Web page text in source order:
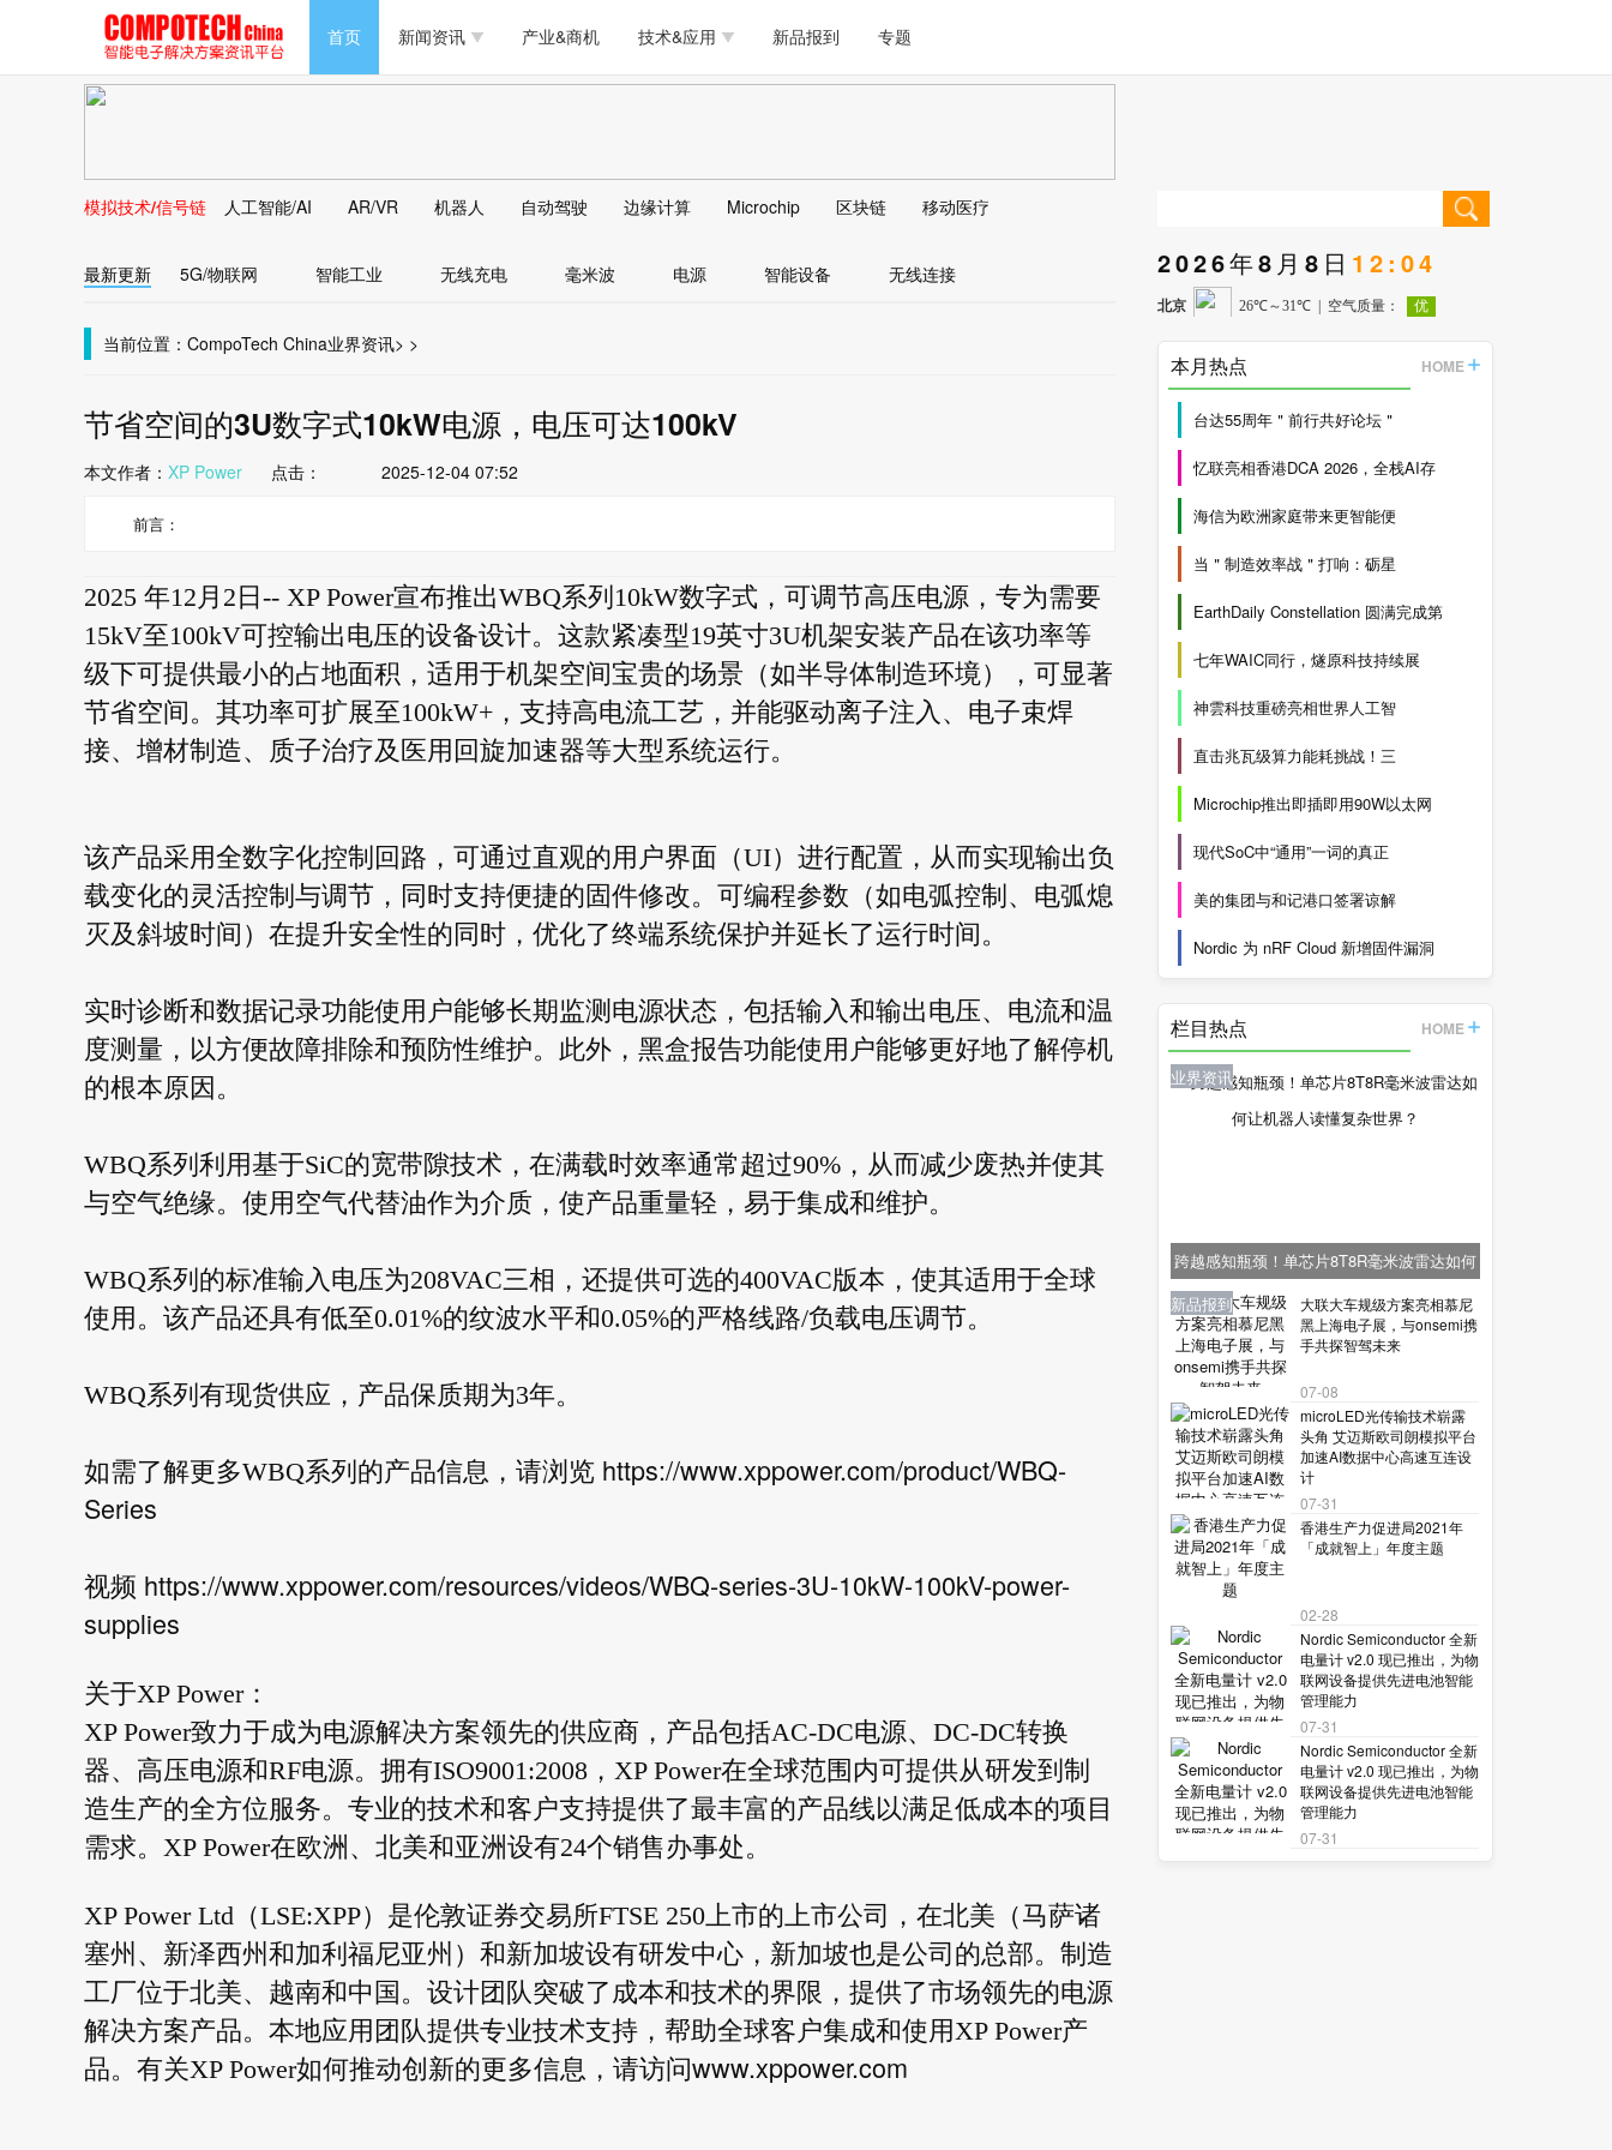
首页 新闻资讯
新能源 人工智能 安防监控
马达电机技术 物联网 模拟技术/信号链
大数据/云
产业&商机 技术&应用
安全 可穿戴
AI/人工智能
新品报到 专题
PC/周边 软件/工具 医疗电子
马达电机技术 物联网 模拟技术/信号链
大数据/云 边缘计算
存储 无线连接 LED
DLP AI/人工智能 传感器技术
AR/VR/图像/3D 电源技术/信号链 接口
模拟技术/信号链 人工智能/AI AR/VR 机器人 自动驾驶 边缘计算 Microchip 区块链 移动医疗
最新更新 5G/物联网 智能工业 无线充电 毫米波 电源 智能设备 无线连接
当前位置： CompoTech China >
业界资讯 >
节省空间的3U数字式10kW电源，电压可达100kV
本文作者： XP Power点击： 2025-12-04 07:52
前言：
2025 年12月2日-- XP Power宣布推出WBQ系列10kW数字式，可调节高压电源，专为需要
15kV至100kV可控输出电压的设备设计。这款紧凑型19英寸3U机架安装产品在该功率等
级下可提供最小的占地面积，适用于机架空间宝贵的场景（如半导体制造环境），可显著
节省空间。其功率可扩展至100kW+，支持高电流工艺，并能驱动离子注入、电子束焊
接、增材制造、质子治疗及医用回旋加速器等大型系统运行。
该产品采用全数字化控制回路，可通过直观的用户界面（UI）进行配置，从而实现输出负
载变化的灵活控制与调节，同时支持便捷的固件修改。可编程参数（如电弧控制、电弧熄
灭及斜坡时间）在提升安全性的同时，优化了终端系统保护并延长了运行时间。
实时诊断和数据记录功能使用户能够长期监测电源状态，包括输入和输出电压、电流和温
度测量，以方便故障排除和预防性维护。此外，黑盒报告功能使用户能够更好地了解停机
的根本原因。
WBQ系列利用基于SiC的宽带隙技术，在满载时效率通常超过90%，从而减少废热并使其
与空气绝缘。使用空气代替油作为介质，使产品重量轻，易于集成和维护。
WBQ系列的标准输入电压为208VAC三相，还提供可选的400VAC版本，使其适用于全球
使用。该产品还具有低至0.01%的纹波水平和0.05%的严格线路/负载电压调节。
WBQ系列有现货供应，产品保质期为3年。
如需了解更多WBQ系列的产品信息，请浏览 https://www.xppower.com/product/WBQ-
Series
视频 https://www.xppower.com/resources/videos/WBQ-series-3U-10kW-100kV-power-
supplies
关于XP Power：
XP Power致力于成为电源解决方案领先的供应商，产品包括AC-DC电源、DC-DC转换
器、高压电源和RF电源。拥有ISO9001:2008，XP Power在全球范围内可提供从研发到制
造生产的全方位服务。专业的技术和客户支持提供了最丰富的产品线以满足低成本的项目
需求。XP Power在欧洲、北美和亚洲设有24个销售办事处。
XP Power Ltd（LSE:XPP）是伦敦证券交易所FTSE 250上市的上市公司，在北美（马萨诸
塞州、新泽西州和加利福尼亚州）和新加坡设有研发中心，新加坡也是公司的总部。制造
工厂位于北美、越南和中国。设计团队突破了成本和技术的界限，提供了市场领先的电源
解决方案产品。本地应用团队提供专业技术支持，帮助全球客户集成和使用XP Power产
品。有关XP Power如何推动创新的更多信息，请访问www.xppower.com
2026年8月8日 12:04
本月热点 HOME
台达55周年＂前行共好论坛＂
忆联亮相香港DCA 2026，全栈AI存
海信为欧洲家庭带来更智能便
当＂制造效率战＂打响：砺星
EarthDaily Constellation 圆满完成第
七年WAIC同行，燧原科技持续展
神雲科技重磅亮相世界人工智
直击兆瓦级算力能耗挑战！三
Microchip推出即插即用90W以太网
现代SoC中“通用”一词的真正
美的集团与和记港口签署谅解
Nordic 为 nRF Cloud 新增固件漏洞
栏目热点 HOME
业界资讯
跨越感知瓶颈！单芯片8T8R毫米波雷达如何
让机器人读懂复杂世界？
业界资讯
大联大车规级方案亮相慕尼
黑上海电子展，与onsemi携
手共探智驾未来
07-08
业界资讯
microLED光传输技术崭露
头角 艾迈斯欧司朗模拟平台
加速AI数据中心高速互连设
计
07-31
业界资讯
香港生产力促进局2021年
「成就智上」年度主题
02-28
新品报到
Nordic Semiconductor 全新
电量计 v2.0 现已推出，为物
联网设备提供先进电池智能
管理能力
07-31
新品报到
Nordic Semiconductor 全新
电量计 v2.0 现已推出，为物
联网设备提供先进电池智能
管理能力
07-31